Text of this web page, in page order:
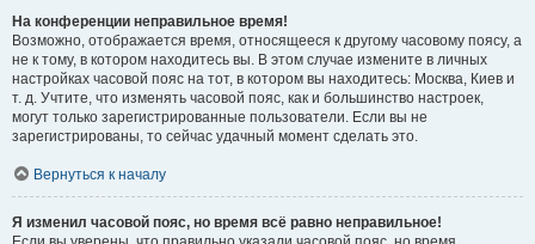
На конференции неправильное время!
Возможно, отображается время, относящееся к другому часовому поясу, а
не к тому, в котором находитесь вы. В этом случае измените в личных
настройках часовой пояс на тот, в котором вы находитесь: Москва, Киев и
т. д. Учтите, что изменять часовой пояс, как и большинство настроек,
могут только зарегистрированные пользователи. Если вы не
зарегистрированы, то сейчас удачный момент сделать это.
Вернуться к началу
Я изменил часовой пояс, но время всё равно неправильное!